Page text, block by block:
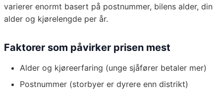
varierer enormt basert på postnummer, bilens alder, din
alder og kjørelengde per år.
Faktorer som påvirker prisen mest
Alder og kjøreerfaring (unge sjåfører betaler mer)
Postnummer (storbyer er dyrere enn distrikt)